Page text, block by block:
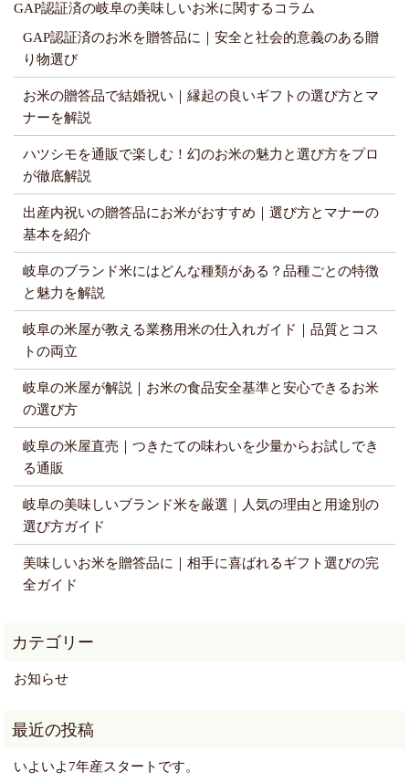
GAP認証済の岐阜の美味しいお米に関するコラム
GAP認証済のお米を贈答品に｜安全と社会的意義のある贈
り物選び
お米の贈答品で結婚祝い｜縁起の良いギフトの選び方とマ
ナーを解説
ハツシモを通販で楽しむ！幻のお米の魅力と選び方をプロ
が徹底解説
出産内祝いの贈答品にお米がおすすめ｜選び方とマナーの
基本を紹介
岐阜のブランド米にはどんな種類がある？品種ごとの特徴
と魅力を解説
岐阜の米屋が教える業務用米の仕入れガイド｜品質とコス
トの両立
岐阜の米屋が解説｜お米の食品安全基準と安心できるお米
の選び方
岐阜の米屋直売｜つきたての味わいを少量からお試しでき
る通販
岐阜の美味しいブランド米を厳選｜人気の理由と用途別の
選び方ガイド
美味しいお米を贈答品に｜相手に喜ばれるギフト選びの完
全ガイド
お知らせ
いよいよ7年産スタートです。